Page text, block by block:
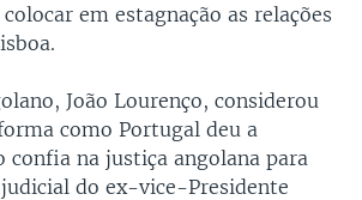
em estagnação as relações
João Lourenço, considerou
como Portugal deu a
confia na justiça angolana para
do ex-vice-Presidente